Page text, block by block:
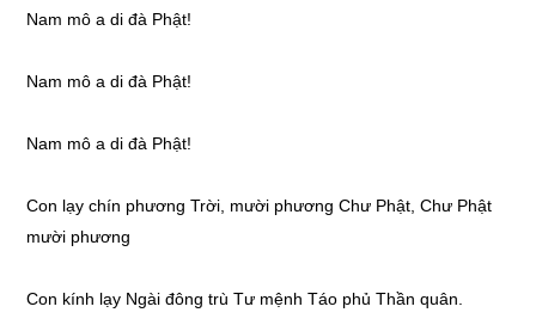
Nam mô a di đà Phật!
Nam mô a di đà Phật!
Nam mô a di đà Phật!
Con lạy chín phương Trời, mười phương Chư Phật, Chư Phật
mười phương
Con kính lạy Ngài đông trù Tư mệnh Táo phủ Thần quân.